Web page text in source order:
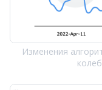
Изменения